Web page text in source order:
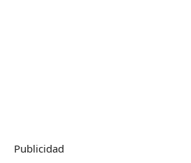
Publicidad